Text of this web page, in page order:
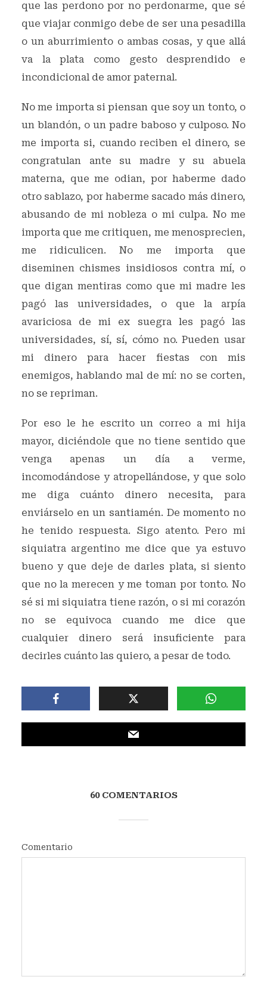
que las perdono por no perdonarme, que sé
que viajar conmigo debe de ser una pesadilla
o un aburrimiento o ambas cosas, y que allá
va la plata como gesto desprendido e
incondicional de amor paternal.
No me importa si piensan que soy un tonto, o
un blandón, o un padre baboso y culposo. No
me importa si, cuando reciben el dinero, se
congratulan ante su madre y su abuela
materna, que me odian, por haberme dado
otro sablazo, por haberme sacado más dinero,
abusando de mi nobleza o mi culpa. No me
importa que me critiquen, me menosprecien,
me ridiculicen. No me importa que
diseminen chismes insidiosos contra mí, o
que digan mentiras como que mi madre les
pagó las universidades, o que la arpía
avariciosa de mi ex suegra les pagó las
universidades, sí, sí, cómo no. Pueden usar
mi dinero para hacer fiestas con mis
enemigos, hablando mal de mí: no se corten,
no se repriman.
Por eso le he escrito un correo a mi hija
mayor, diciéndole que no tiene sentido que
venga apenas un día a verme,
incomodándose y atropellándose, y que solo
me diga cuánto dinero necesita, para
enviárselo en un santiamén. De momento no
he tenido respuesta. Sigo atento. Pero mi
siquiatra argentino me dice que ya estuvo
bueno y que deje de darles plata, si siento
que no la merecen y me toman por tonto. No
sé si mi siquiatra tiene razón, o si mi corazón
no se equivoca cuando me dice que
cualquier dinero será insuficiente para
decirles cuánto las quiero, a pesar de todo.
60 COMENTARIOS
Comentario